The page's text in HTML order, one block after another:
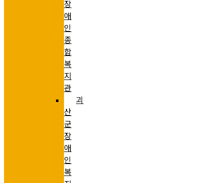
장
애
인
종
합
복
지
관
괴
산
군
장
애
인
복